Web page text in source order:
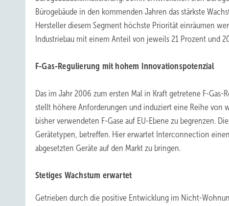
Bürogebäude in den kommenden Jahren das stärkste
Hersteller diesem Segment höchste Priorität einräumen
Industriebau mit einem Anteil von jeweils 21 Prozent und
F-Gas-Regulierung mit hohem Innovationspotenzial
Das im Jahr 2006 zum ersten Mal in Kraft getretene F-Gas-
stellt höhere Anforderungen und induziert eine Reihe von
bisher verwendeten F-Gase auf EU-Ebene zu begrenzen.
Gerätetypen, betreffen. Hier erwartet Interconnection
abgesetzten Geräte auf den Markt zu bringen.
Stetiges Wachstum erwartet
Getrieben durch die positive Entwicklung im Nicht-